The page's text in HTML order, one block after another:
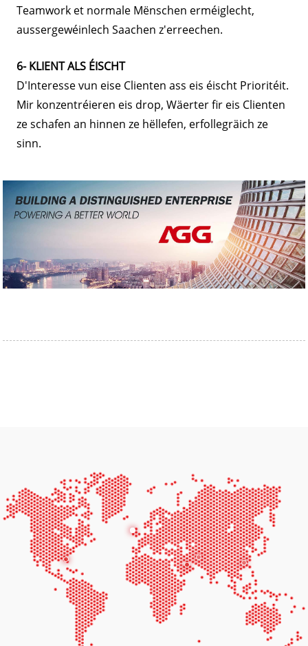
Teamwork et normale Mënschen erméiglecht,
aussergewéinlech Saachen z'erreechen.
6- KLIENT ALS ÉISCHT
D'Interesse vun eise Clienten ass eis éischt Prioritéit.
Mir konzentréieren eis drop, Wäerter fir eis Clienten
ze schafen an hinnen ze hëllefen, erfollegräich ze
sinn.